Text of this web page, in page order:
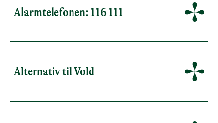
Alarmtelefonen: 116 111
Alternativ til Vold